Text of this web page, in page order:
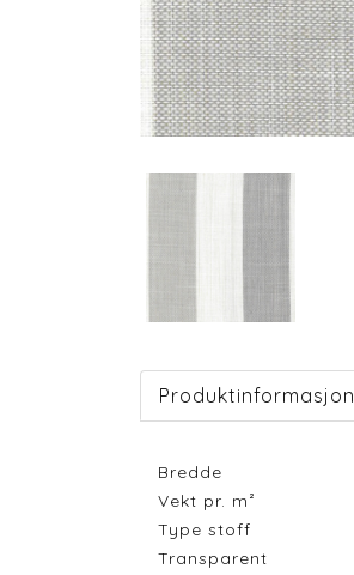
Produktinformasjon
Bredde
Vekt pr. m²
Type stoff
Transparent